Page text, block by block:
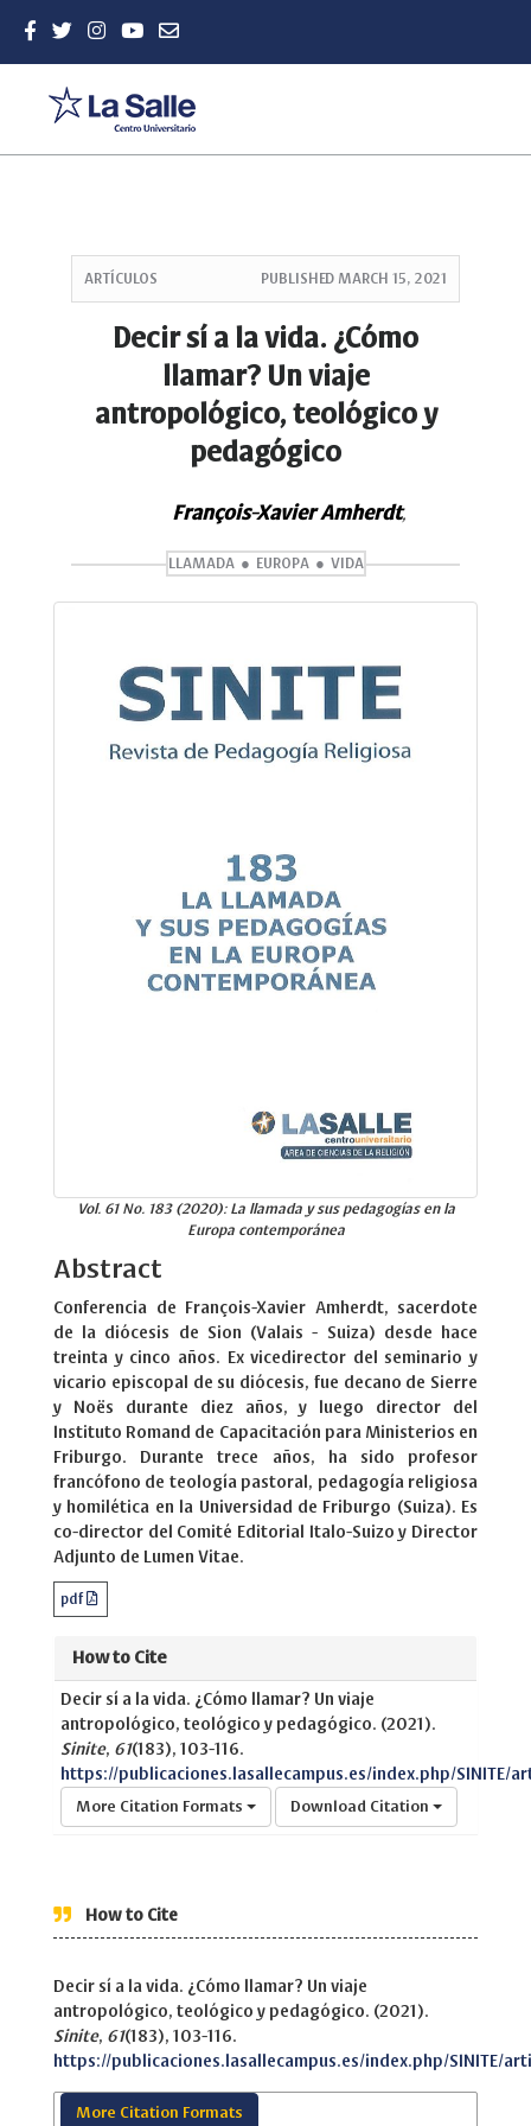
ARTÍCULOS PUBLISHED MARCH 15, 2021
Decir sí a la vida. ¿Cómo
llamar? Un viaje
antropológico, teológico y
pedagógico
François-Xavier Amherdt,
LLAMADA EUROPA VIDA
Vol. 61 No. 183 (2020): La llamada y sus pedagogías en la
Europa contemporánea
Abstract
Conferencia de François-Xavier Amherdt, sacerdote
de la diócesis de Sion (Valais - Suiza) desde hace
treinta y cinco años. Ex vicedirector del seminario y
vicario episcopal de su diócesis, fue decano de Sierre
y Noës durante diez años, y luego director del
Instituto Romand de Capacitación para Ministerios en
Friburgo. Durante trece años, ha sido profesor
francófono de teología pastoral, pedagogía religiosa
y homilética en la Universidad de Friburgo (Suiza). Es
co-director del Comité Editorial Italo-Suizo y Director
Adjunto de Lumen Vitae.
pdf
How to Cite
Decir sí a la vida. ¿Cómo llamar? Un viaje
antropológico, teológico y pedagógico. (2021).
Sinite, 61(183), 103-116.
https://publicaciones.lasallecampus.es/index.php/SINITE/
More Citation Formats Download Citation
How to Cite
Decir sí a la vida. ¿Cómo llamar? Un viaje
antropológico, teológico y pedagógico. (2021).
Sinite, 61(183), 103-116.
https://publicaciones.lasallecampus.es/index.php/SINITE/
More Citation Formats